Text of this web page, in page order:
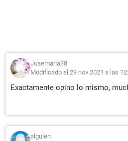
Josemaria38
Modificado el 29 nov 2021 a las
Exactamente opino lo mismo,
alguien